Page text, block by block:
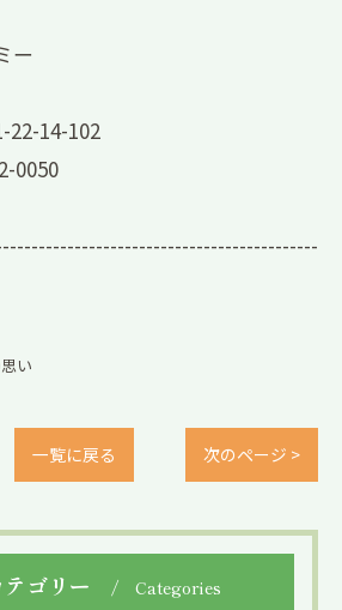
ー
22-14-102
0050
い
一覧に戻る 次のページ >
テゴリー Categories